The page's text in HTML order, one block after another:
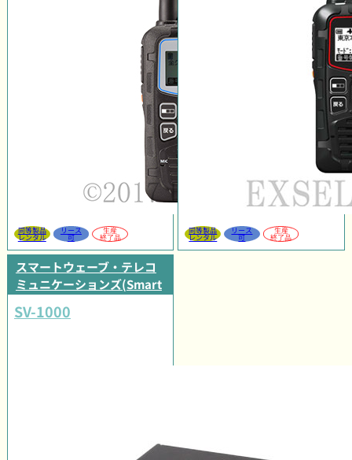
同等製品
レンタル
リース
可
生産
終了品
同等製品
レンタル
リース
可
生産
終了品
スマートウェーブ・テレコ
ミュニケーションズ(Smart
SV-1000